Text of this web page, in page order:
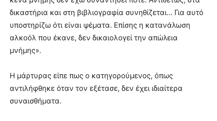
δικαστήρια και στη βιβλιογραφία συνηθίζεται… Για αυτό
υποστηρίζω ότι είναι ψέματα. Επίσης η κατανάλωση
αλκοόλ που έκανε, δεν δικαιολογεί την απώλεια
μνήμης».
Η μάρτυρας είπε πως ο κατηγορούμενος, όπως
αντιλήφθηκε όταν τον εξέτασε, δεν έχει ιδιαίτερα
συναισθήματα.